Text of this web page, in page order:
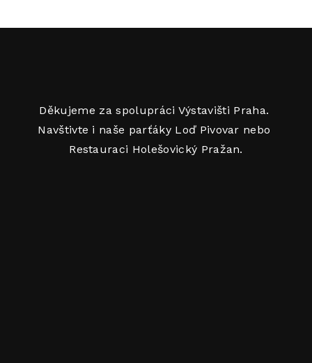
Děkujeme za spolupráci Výstavišti Praha.
Navštivte i naše parťáky Loď Pivovar nebo
Restauraci Holešovický Pražan.